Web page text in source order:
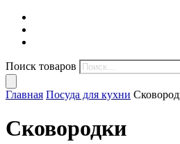
Поиск товаров
Главная Посуда для кухни
Сковородки